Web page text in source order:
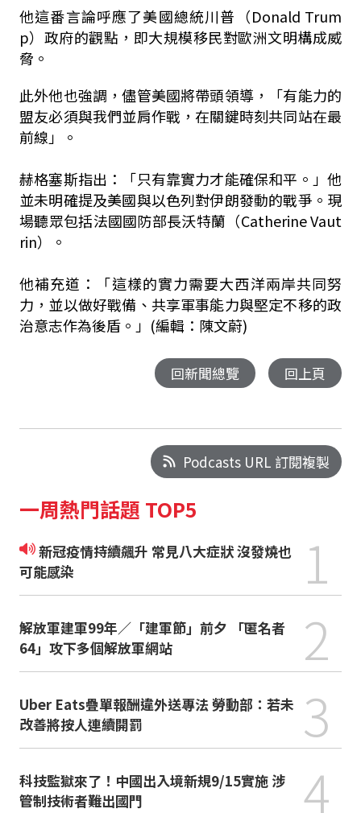
他這番言論呼應了美國總統川普（Donald Trum
p）政府的觀點，即大規模移民對歐洲文明構成威
脅。
此外他也強調，儘管美國將帶頭領導，「有能力的
盟友必須與我們並肩作戰，在關鍵時刻共同站在最
前線」。
赫格塞斯指出：「只有靠實力才能確保和平。」他
並未明確提及美國與以色列對伊朗發動的戰爭。現
場聽眾包括法國國防部長沃特蘭（Catherine Vaut
rin）。
他補充道：「這樣的實力需要大西洋兩岸共同努
力，並以做好戰備、共享軍事能力與堅定不移的政
治意志作為後盾。」(編輯：陳文蔚)
回新聞總覽 回上頁
Podcasts URL 訂閱複製
一周熱門話題 TOP5
新冠疫情持續飆升 常見八大症狀 沒發燒也
可能感染
1
解放軍建軍99年／「建軍節」前夕 「匿名者
64」攻下多個解放軍網站
2
Uber Eats疊單報酬違外送專法 勞動部：若未
改善將按人連續開罰
3
科技監獄來了！中國出入境新規9/15實施 涉
管制技術者難出國門
4